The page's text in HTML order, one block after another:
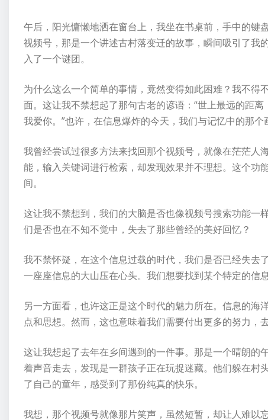
午后，阳光慵懒地洒在窗台上，我坐在书桌前，手中的键
视频号，那是一个讲述古村落变迁的故事，瞬间吸引了我
入了一个谜团。
为什么这么一个简单的事情，竟然变得如此困难？我不
面。这让我不禁想起了那句古老的谚语：“世上最远的距
我爱你。”也许，在信息爆炸的今天，我们与记忆中的那个
我曾经尝试过很多方法来找回那个视频号，就像在茫茫人
能，输入关键词进行检索，却发现效果并不理想。这个
间。
这让我不禁想到，我们的大脑是否也像视频号搜索功能
们是否也在不知不觉中，失去了那些曾经的美好回忆？
我不禁怀疑，在这个信息过载的时代，我们是否已经失去
一座座信息的大山压在心头。我们想要找到某个特定的信
另一方面看，也许这正是这个时代的魅力所在。信息的
点和思想。然而，这也意味着我们需要付出更多的努力，
这让我想起了去年在乡间遇到的一件事。那是一个晴朗的
着声音走去，发现是一群孩子正在玩捉迷藏。他们躲在村
了自己的童年，感受到了那份纯真的快乐。
我想，那个视频号就像那片笑声，虽然短暂，却让人难以